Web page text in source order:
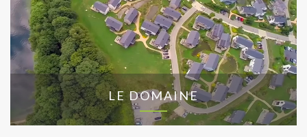
LE DOMAINE